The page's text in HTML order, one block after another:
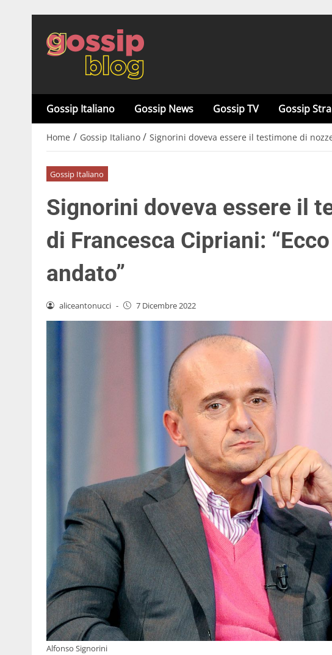
Gossip Italiano Gossip News Gossip TV Gossip
Home / Gossip Italiano / Signorini doveva essere il testimone di
Gossip Italiano
Signorini doveva essere il
di Francesca Cipriani:
andato”
aliceantonucci - 7 Dicembre 2022
Alfonso Signorini